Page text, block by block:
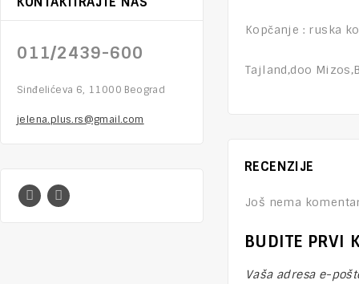
Kopčanje : ruska
Tajland,doo
RECENZIJE
Još nema
BUDITE PRVI
Vaša adresa e-
011/2439-600
Sinđelićeva 6, 11000 Beograd
jelena.plus.rs@gmail.com